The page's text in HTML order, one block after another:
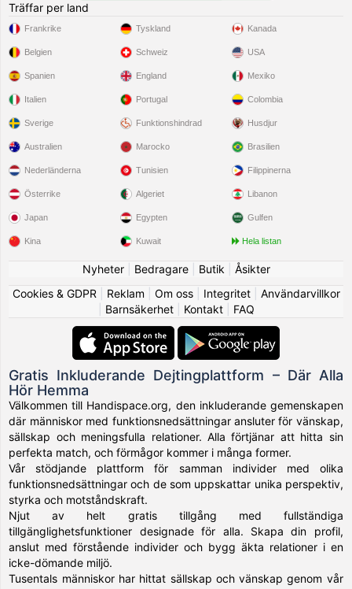
Träffar per land
Frankrike
Belgien
Spanien
Italien
Sverige
Tyskland
Schweiz
England
Portugal
Funktionshindrad
Kanada
USA
Mexiko
Colombia
Husdjur
Australien
Nederländerna
Österrike
Japan
Kina
Marocko
Tunisien
Algeriet
Egypten
Kuwait
Brasilien
Filippinerna
Libanon
Gulfen
Hela listan
Nyheter| Bedragare| Butik
Åsikter
Cookies & GDPR
Reklam Om oss| Integritet| Användarvillkor
Barnsäkerhet| Kontakt| FAQ
Gratis Inkluderande Dejtingplattform – Där Alla
Hör Hemma
Välkommen till Handispace.org, den inkluderande gemenskapen
där människor med funktionsnedsättningar ansluter för vänskap,
sällskap och meningsfulla relationer. Alla förtjänar att hitta sin
perfekta match, och förmågor kommer i många former.
Vår stödjande plattform för samman individer med olika
funktionsnedsättningar och de som uppskattar unika perspektiv,
styrka och motståndskraft.
Njut av helt gratis tillgång med fullständiga
tillgänglighetsfunktioner designade för alla. Skapa din profil,
anslut med förstående individer och bygg äkta relationer i en
icke-dömande miljö.
Tusentals människor har hittat sällskap och vänskap genom vår